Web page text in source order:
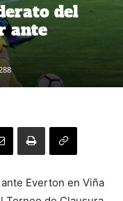
del
ante
288
Everton en Viña